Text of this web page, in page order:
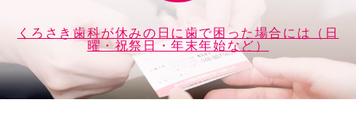
くろさき歯科が休みの日に歯で困った場合には（日
曜・祝祭日・年末年始など）